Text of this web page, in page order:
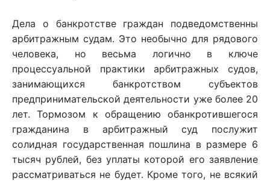
Дела о банкротстве граждан подведомственны
арбитражным судам. Это необычно для рядового
человека, но весьма логично в ключе
процессуальной практики арбитражных судов,
занимающихся банкротством субъектов
предпринимательской деятельности уже более 20
лет. Тормозом к обращению обанкротившегося
гражданина в арбитражный суд послужит
солидная государственная пошлина в размере 6
тысяч рублей, без уплаты которой его заявление
рассматриваться не будет. Кроме того, не всякий